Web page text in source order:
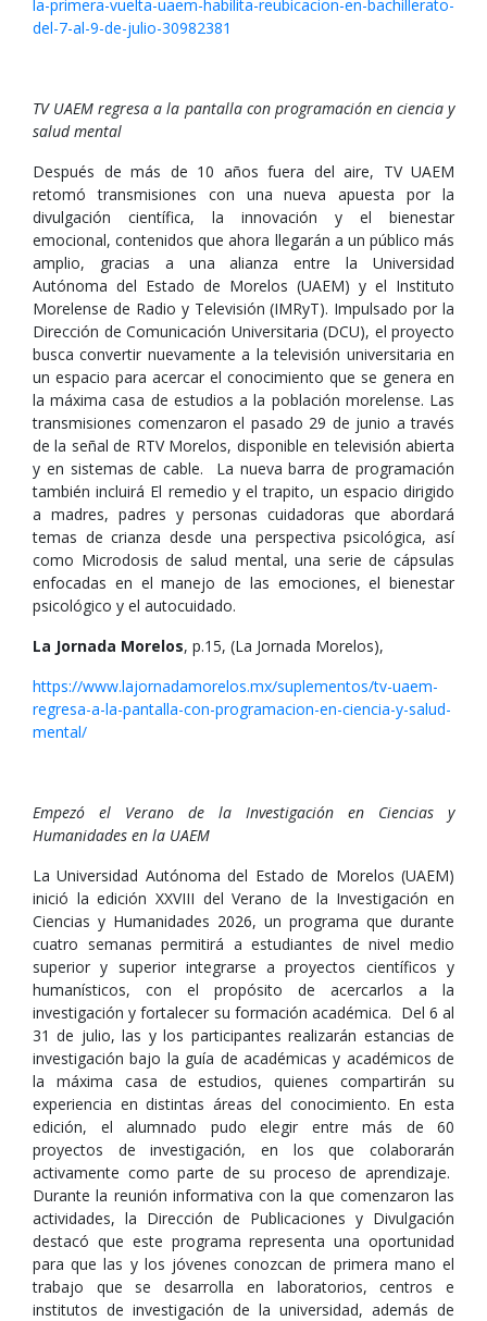
la-primera-vuelta-uaem-habilita-reubicacion-en-bachillerato-
del-7-al-9-de-julio-30982381
TV UAEM regresa a la pantalla con programación en ciencia y
salud mental
Después de más de 10 años fuera del aire, TV UAEM
retomó transmisiones con una nueva apuesta por la
divulgación científica, la innovación y el bienestar
emocional, contenidos que ahora llegarán a un público más
amplio, gracias a una alianza entre la Universidad
Autónoma del Estado de Morelos (UAEM) y el Instituto
Morelense de Radio y Televisión (IMRyT). Impulsado por la
Dirección de Comunicación Universitaria (DCU), el proyecto
busca convertir nuevamente a la televisión universitaria en
un espacio para acercar el conocimiento que se genera en
la máxima casa de estudios a la población morelense. Las
transmisiones comenzaron el pasado 29 de junio a través
de la señal de RTV Morelos, disponible en televisión abierta
y en sistemas de cable. La nueva barra de programación
también incluirá El remedio y el trapito, un espacio dirigido
a madres, padres y personas cuidadoras que abordará
temas de crianza desde una perspectiva psicológica, así
como Microdosis de salud mental, una serie de cápsulas
enfocadas en el manejo de las emociones, el bienestar
psicológico y el autocuidado.
La Jornada Morelos, p.15, (La Jornada Morelos),
https://www.lajornadamorelos.mx/suplementos/tv-uaem-
regresa-a-la-pantalla-con-programacion-en-ciencia-y-salud-
mental/
Empezó el Verano de la Investigación en Ciencias y
Humanidades en la UAEM
La Universidad Autónoma del Estado de Morelos (UAEM)
inició la edición XXVIII del Verano de la Investigación en
Ciencias y Humanidades 2026, un programa que durante
cuatro semanas permitirá a estudiantes de nivel medio
superior y superior integrarse a proyectos científicos y
humanísticos, con el propósito de acercarlos a la
investigación y fortalecer su formación académica. Del 6 al
31 de julio, las y los participantes realizarán estancias de
investigación bajo la guía de académicas y académicos de
la máxima casa de estudios, quienes compartirán su
experiencia en distintas áreas del conocimiento. En esta
edición, el alumnado pudo elegir entre más de 60
proyectos de investigación, en los que colaborarán
activamente como parte de su proceso de aprendizaje.
Durante la reunión informativa con la que comenzaron las
actividades, la Dirección de Publicaciones y Divulgación
destacó que este programa representa una oportunidad
para que las y los jóvenes conozcan de primera mano el
trabajo que se desarrolla en laboratorios, centros e
institutos de investigación de la universidad, además de